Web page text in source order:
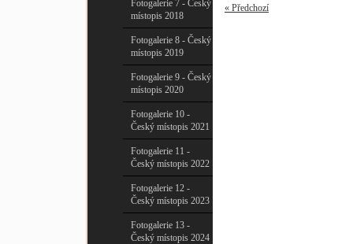
Fotogalerie 7 - Český
místopis 2018
Fotogalerie 8 - Český
místopis 2019
Fotogalerie 9 - Český
místopis 2020
Fotogalerie 10 -
Český místopis 2021
Fotogalerie 11 -
Český místopis 2022
Fotogalerie 12 -
Český místopis 2023
Fotogalerie 13 -
Český místopis 2024
« Předchozí